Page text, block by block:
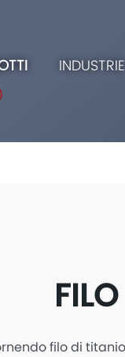
INDUSTRIE
filo di